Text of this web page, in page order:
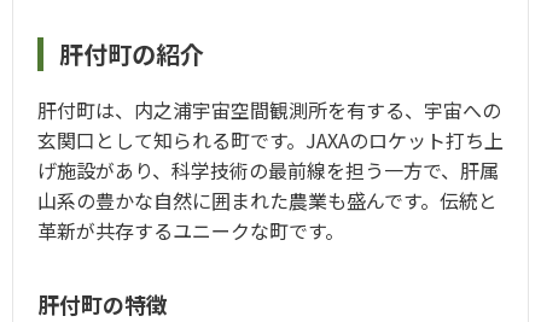
肝付町の紹介
肝付町は、内之浦宇宙空間観測所を有する、宇宙への
玄関口として知られる町です。JAXAのロケット打ち上
げ施設があり、科学技術の最前線を担う一方で、肝属
山系の豊かな自然に囲まれた農業も盛んです。伝統と
革新が共存するユニークな町です。
肝付町の特徴